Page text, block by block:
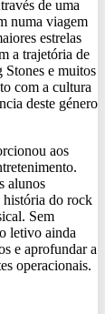
de uma
numa viagem
estrelas
a trajetória de
Stones e muitos
com a cultura
deste género
aos
alunos
história do rock
Sem
letivo ainda
e aprofundar a
operacionais.